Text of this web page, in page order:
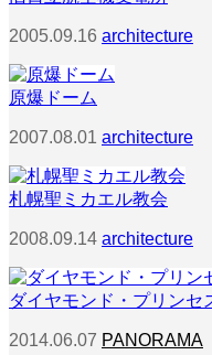
2005.09.16 architecture
原爆ドーム
2007.08.01 architecture
札幌聖ミカエル教会
2008.09.14 architecture
ダイヤモンド・プリンセ
2014.06.07 PANORAMA